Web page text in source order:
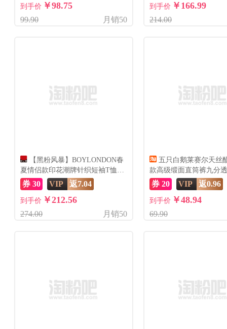
到手价 ￥98.75
99.90 月销50
到手价 ￥166.99
214.00
【黑粉风暴】BOYLONDON春
夏情侣款印花潮牌针织短袖T恤
N01911
券 30 VIP 返7.04
到手价 ￥212.56
274.00 月销50
五只白鹅莱赛尔天丝
款高级缎面直筒裤九分
2699
券 20 VIP 返0.96
到手价 ￥48.94
69.90